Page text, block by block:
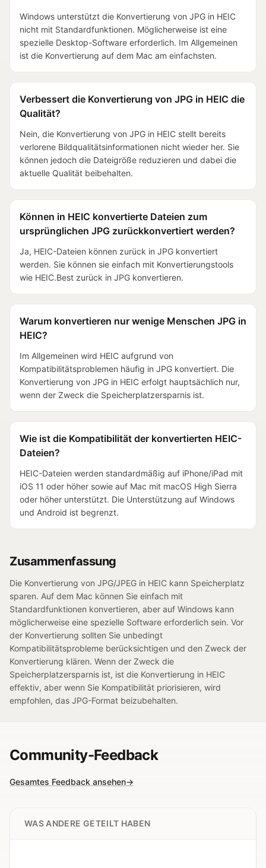
Windows unterstützt die Konvertierung von JPG in HEIC
nicht mit Standardfunktionen. Möglicherweise ist eine
spezielle Desktop-Software erforderlich. Im Allgemeinen
ist die Konvertierung auf dem Mac am einfachsten.
Verbessert die Konvertierung von JPG in HEIC die
Qualität?
Nein, die Konvertierung von JPG in HEIC stellt bereits
verlorene Bildqualitätsinformationen nicht wieder her. Sie
können jedoch die Dateigröße reduzieren und dabei die
aktuelle Qualität beibehalten.
Können in HEIC konvertierte Dateien zum
ursprünglichen JPG zurückkonvertiert werden?
Ja, HEIC-Dateien können zurück in JPG konvertiert
werden. Sie können sie einfach mit Konvertierungstools
wie HEIC.Best zurück in JPG konvertieren.
Warum konvertieren nur wenige Menschen JPG in
HEIC?
Im Allgemeinen wird HEIC aufgrund von
Kompatibilitätsproblemen häufig in JPG konvertiert. Die
Konvertierung von JPG in HEIC erfolgt hauptsächlich nur,
wenn der Zweck die Speicherplatzersparnis ist.
Wie ist die Kompatibilität der konvertierten HEIC-
Dateien?
HEIC-Dateien werden standardmäßig auf iPhone/iPad mit
iOS 11 oder höher sowie auf Mac mit macOS High Sierra
oder höher unterstützt. Die Unterstützung auf Windows
und Android ist begrenzt.
Zusammenfassung
Die Konvertierung von JPG/JPEG in HEIC kann Speicherplatz
sparen. Auf dem Mac können Sie einfach mit
Standardfunktionen konvertieren, aber auf Windows kann
möglicherweise eine spezielle Software erforderlich sein. Vor
der Konvertierung sollten Sie unbedingt
Kompatibilitätsprobleme berücksichtigen und den Zweck der
Konvertierung klären. Wenn der Zweck die
Speicherplatzersparnis ist, ist die Konvertierung in HEIC
effektiv, aber wenn Sie Kompatibilität priorisieren, wird
empfohlen, das JPG-Format beizubehalten.
Community-Feedback
Gesamtes Feedback ansehen→
WAS ANDERE GETEILT HABEN